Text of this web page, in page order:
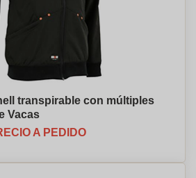
transpirable con múltiples
Vacas
A PEDIDO